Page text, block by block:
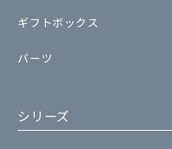
ギフトボックス
パーツ
シリーズ